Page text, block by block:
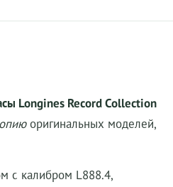
Longines Record Collection
оригинальных моделей,
с калибром L888.4,